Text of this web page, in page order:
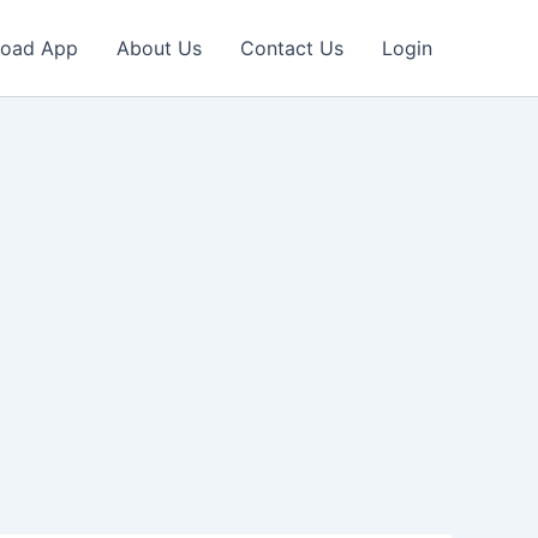
App About Us Contact Us Login